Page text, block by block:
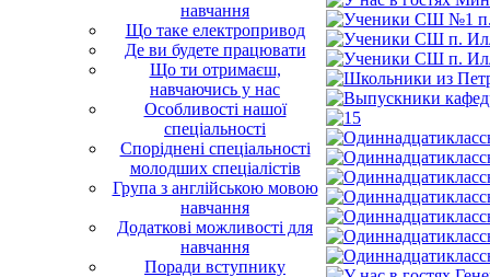
навчання
Що таке електропривод
Де ви будете працювати
Що ти отримаєш,
навчаючись у нас
Особливості нашої
спеціальності
Споріднені спеціальності
молодших спеціалістів
Група з англійською мовою
навчання
Додаткові можливості для
навчання
Поради вступнику